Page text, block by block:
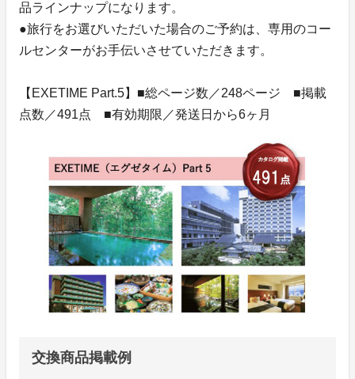
品ラインナップになります。
●旅行をお選びいただいた場合のご予約は、専用のコー
ルセンターがお手伝いさせていただきます。
【EXETIME Part.5】■総ページ数／248ページ ■掲載
点数／491点 ■有効期限／発送日から6ヶ月
交換商品掲載例